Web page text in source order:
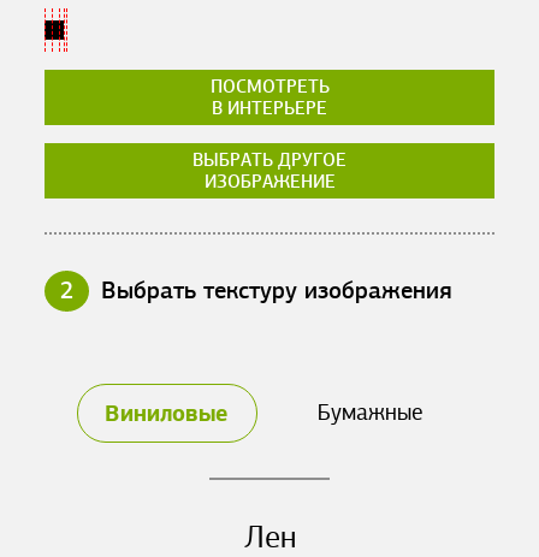
ПОСМОТРЕТЬ
В ИНТЕРЬЕРЕ
ВЫБРАТЬ ДРУГОЕ
ИЗОБРАЖЕНИЕ
2 Выбрать текстуру изображения
Виниловые Бумажные
Лен